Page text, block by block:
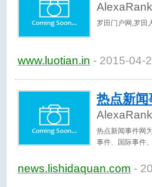
AlexaRank
罗田门户网,罗田
www.luotian.in - 2015-04-
热点新闻
AlexaRank
热点新闻事件网
事件、国际事件
news.lishidaquan.com -